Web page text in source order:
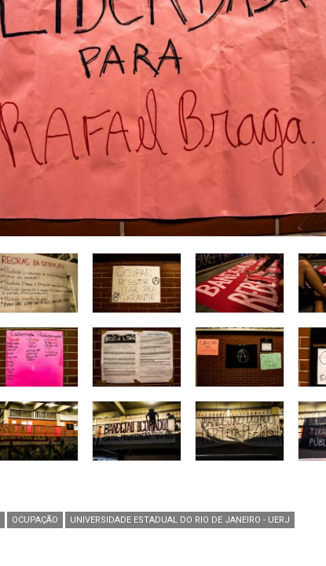
OCUPAÇÃO UNIVERSIDADE ESTADUAL DO RIO DE JANEIRO - UERJ